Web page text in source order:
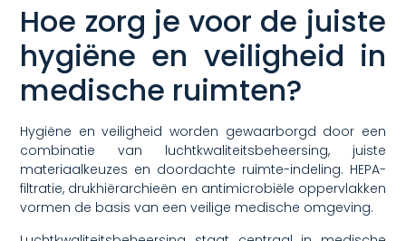
Hoe zorg je voor de juiste
hygiëne en veiligheid in
medische ruimten?
Hygiëne en veiligheid worden gewaarborgd door een
combinatie van luchtkwaliteitsbeheersing, juiste
materiaalkeuzes en doordachte ruimte-indeling. HEPA-
filtratie, drukhiërarchieën en antimicrobiële oppervlakken
vormen de basis van een veilige medische omgeving.